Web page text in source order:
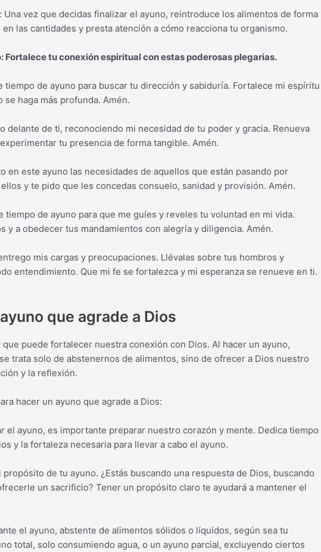
Una vez que decidas finalizar el ayuno, reintroduce los alimentos de forma
las cantidades y presta atención a cómo reacciona tu organismo.
Fortalece tu conexión espiritual con estas poderosas plegarias.
tiempo de ayuno para buscar tu dirección y sabiduría. Fortalece mi espíritu
haga más profunda. Amén.
delante de ti, reconociendo mi necesidad de tu poder y gracia. Renueva
tu presencia de forma tangible. Amén.
en este ayuno las necesidades de aquellos que están pasando por
y te pido que les concedas consuelo, sanidad y provisión. Amén.
tiempo de ayuno para que me guíes y reveles tu voluntad en mi vida.
y a obedecer tus mandamientos con alegría y diligencia. Amén.
mis cargas y preocupaciones. Llévalas sobre tus hombros y
entendimiento. Que mi fe se fortalezca y mi esperanza se renueve en ti.
que agrade a Dios
puede fortalecer nuestra conexión con Dios. Al hacer un ayuno,
trata solo de abstenernos de alimentos, sino de ofrecer a Dios nuestro
y la reflexión.
hacer un ayuno que agrade a Dios:
el ayuno, es importante preparar nuestro corazón y mente. Dedica tiempo
y la fortaleza necesaria para llevar a cabo el ayuno.
de tu ayuno. ¿Estás buscando una respuesta de Dios, buscando
un sacrificio? Tener un propósito claro te ayudará a mantener el
el ayuno, abstente de alimentos sólidos o líquidos, según sea tu
total, solo consumiendo agua, o un ayuno parcial, excluyendo ciertos